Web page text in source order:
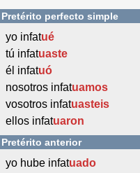
Pretérito perfecto simple
yo infatué
tú infatuaste
él infatuó
nosotros infatuamos
vosotros infatuasteis
ellos infatuaron
Pretérito anterior
yo hube infatuado